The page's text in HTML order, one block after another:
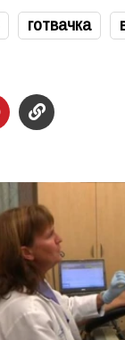
готвачка